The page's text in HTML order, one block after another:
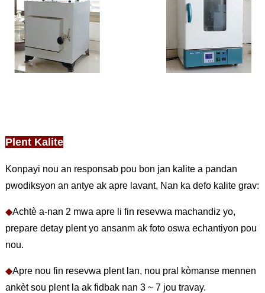
Plent Kalite
Konpayi nou an responsab pou bon jan kalite a pandan
pwodiksyon an antye ak apre lavant, Nan ka defo kalite grav:
◆Achtè a-nan 2 mwa apre li fin resevwa machandiz yo,
prepare detay plent yo ansanm ak foto oswa echantiyon pou
nou.
◆Apre nou fin resevwa plent lan, nou pral kòmanse mennen
ankèt sou plent la ak fidbak nan 3 ~ 7 jou travay.